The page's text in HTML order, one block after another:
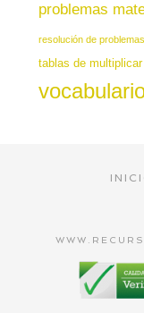
problemas
resolución de problemas
tablas de multiplicar